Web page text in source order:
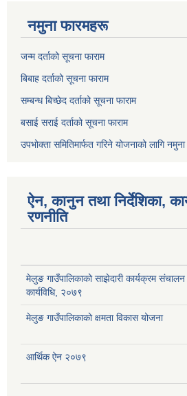
नमुना फारमहरू
जन्म दर्ताको सूचना फाराम
बिबाह दर्ताको सूचना फाराम
सम्बन्ध बिच्छेद दर्ताको सूचना फाराम
बसाई सराई दर्ताको सूचना फाराम
उपभोक्ता समितिमार्फत गरिने योजनाको लागि
ऐन, कानुन तथा निर्देशिका,
रणनीति
मेलुङ गाउँपालिकाको साझेदारी कार्यक्रम संचालन
कार्यविधि, २०७९
मेलुङ गाउँपालिकाको क्षमता विकास योजना
आर्थिक ऐन २०७९